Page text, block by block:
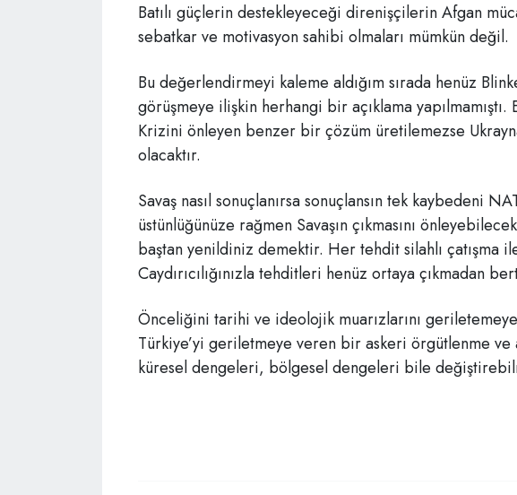
Batılı güçlerin destekleyeceği direnişçilerin Afgan
sebatkar ve motivasyon sahibi olmaları mümkün değil.
Bu değerlendirmeyi kaleme aldığım sırada henüz
görüşmeye ilişkin herhangi bir açıklama yapılmamıştı.
Krizini önleyen benzer bir çözüm üretilemezse
olacaktır.
Savaş nasıl sonuçlanırsa sonuçlansın tek kaybedeni
üstünlüğünüze rağmen Savaşın çıkmasını
baştan yenildiniz demektir. Her tehdit silahlı çatışma
Caydırıcılığınızla tehditleri henüz ortaya çıkmadan
Önceliğini tarihi ve ideolojik muarızlarını
Türkiye’yi geriletmeye veren bir askeri örgütlenme ve
küresel dengeleri, bölgesel dengeleri bile